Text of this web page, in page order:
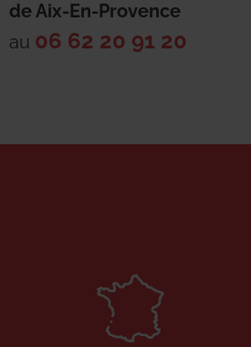
de Aix-En-Provence
au 06 62 20 91 20